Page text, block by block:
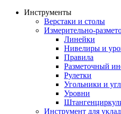
Инструменты
Верстаки и столы
Измерительно-
Линейки
Нивелиры и
Правила
Разметочный
Рулетки
Угольники и
Уровни
Инструмент для